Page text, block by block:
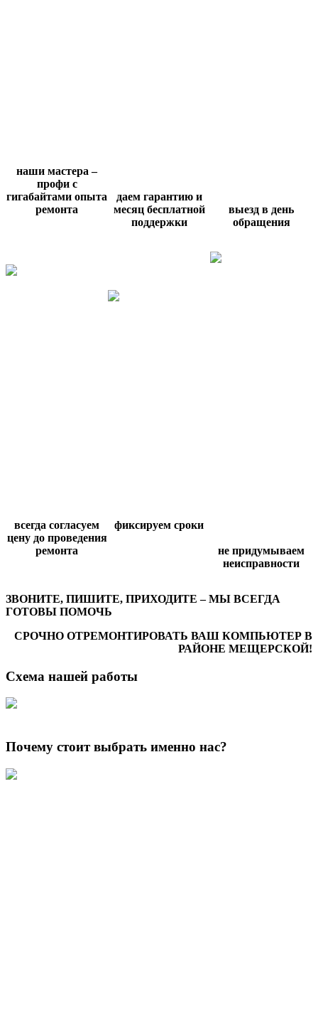
наши мастера –
профи с
гигабайтами опыта
ремонта
даем гарантию и
месяц бесплатной
поддержки
выезд в день
обращения
всегда согласуем
цену до проведения
ремонта
фиксируем сроки
не придумываем
неисправности
ЗВОНИТЕ, ПИШИТЕ, ПРИХОДИТЕ – МЫ ВСЕГДА
ГОТОВЫ ПОМОЧЬ
СРОЧНО ОТРЕМОНТИРОВАТЬ ВАШ КОМПЬЮТЕР В
РАЙОНЕ МЕЩЕРСКОЙ!
Схема нашей работы
Почему стоит выбрать именно нас?